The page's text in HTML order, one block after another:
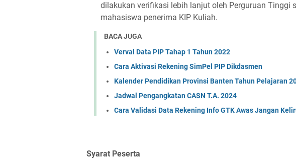
dilakukan verifikasi lebih lanjut oleh Perguruan Tinggi
mahasiswa penerima KIP Kuliah.
BACA JUGA
Verval Data PIP Tahap 1 Tahun 2022
Cara Aktivasi Rekening SimPel PIP Dikdasmen
Kalender Pendidikan Provinsi Banten Tahun Pelajaran
Jadwal Pengangkatan CASN T.A. 2024
Cara Validasi Data Rekening Info GTK Awas Jangan
Syarat Peserta